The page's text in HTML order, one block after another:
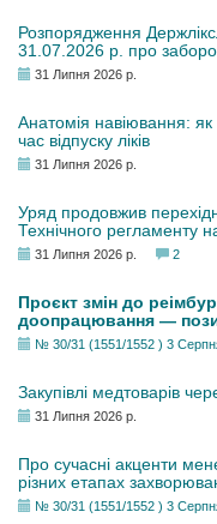
Розпорядження
31.07.2026 р. про
31 Липня 2026 р.
Анатомія навіювання:
час відпуску ліків
31 Липня 2026 р.
Уряд продовжив
Технічного регламенту
31 Липня 2026 р. 2
Проєкт змін до
доопрацювання —
№ 30/31 (1551/1552 ) 3
Закупівлі медтоварів
31 Липня 2026 р.
Про сучасні акценти
різних етапах
№ 30/31 (1551/1552 ) 3